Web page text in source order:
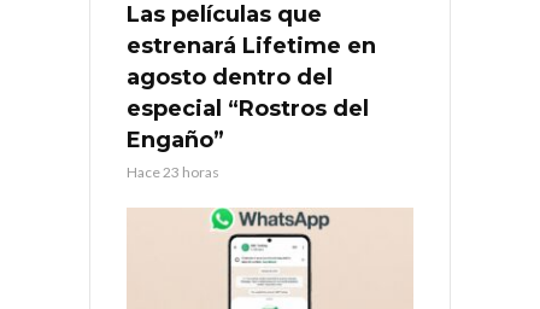
Las películas que
estrenará Lifetime en
agosto dentro del
especial “Rostros del
Engaño”
Hace 23 horas